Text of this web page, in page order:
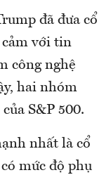
đã đưa cổ
cảm với tin
công nghệ
hai nhóm
S&P 500.
nhất là cổ
mức độ phụ